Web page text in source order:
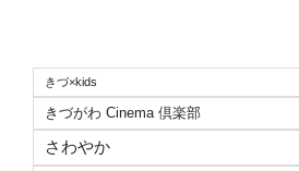
きづ×kids
きづがわ Cinema 倶楽部
さわやか